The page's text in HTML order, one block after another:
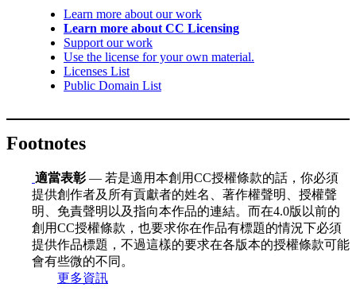
Learn more about our work
Learn more about CC Licensing
Support our work
Use the license for your own material.
Licenses List
Public Domain List
Footnotes
適當表彰— 若是適用本創用CC授權條款的話，你必須
提供創作者及所有貢獻者的姓名、著作權聲明、授權聲
明、免責聲明以及指向本作品的連結。而在4.0版以前的
創用CC授權條款，也要求你在作品有標題的情況下必須
提供作品標題，不過這樣的要求在各版本的授權條款可能
會有些微的不同。
更多資訊